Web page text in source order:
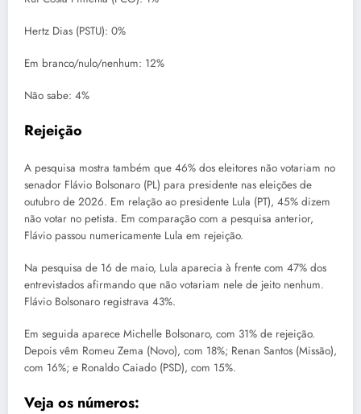
Hertz Dias (PSTU): 0%
Em branco/nulo/nenhum: 12%
Não sabe: 4%
Rejeição
A pesquisa mostra também que 46% dos eleitores não votariam no
senador Flávio Bolsonaro (PL) para presidente nas eleições de
outubro de 2026. Em relação ao presidente Lula (PT), 45% dizem
não votar no petista. Em comparação com a pesquisa anterior,
Flávio passou numericamente Lula em rejeição.
Na pesquisa de 16 de maio, Lula aparecia à frente com 47% dos
entrevistados afirmando que não votariam nele de jeito nenhum.
Flávio Bolsonaro registrava 43%.
Em seguida aparece Michelle Bolsonaro, com 31% de rejeição.
Depois vêm Romeu Zema (Novo), com 18%; Renan Santos (Missão),
com 16%; e Ronaldo Caiado (PSD), com 15%.
Veja os números: